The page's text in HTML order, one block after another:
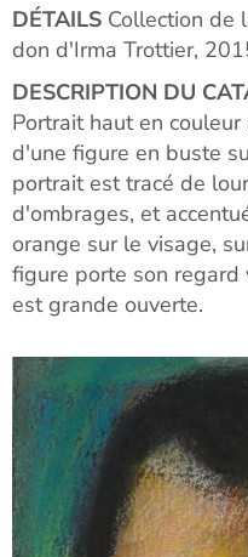
DÉTAILS Collection de
don d'Irma Trottier,
DESCRIPTION DU
Portrait haut en
d'une figure en buste
portrait est tracé de
d'ombrages, et
orange sur le visage,
figure porte son regard
est grande ouverte.